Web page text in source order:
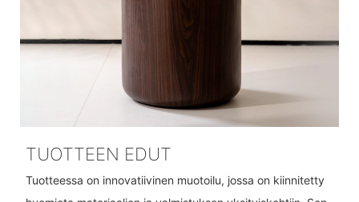
TUOTTEEN EDUT
Tuotteessa on innovatiivinen muotoilu, jossa on kiinnitetty